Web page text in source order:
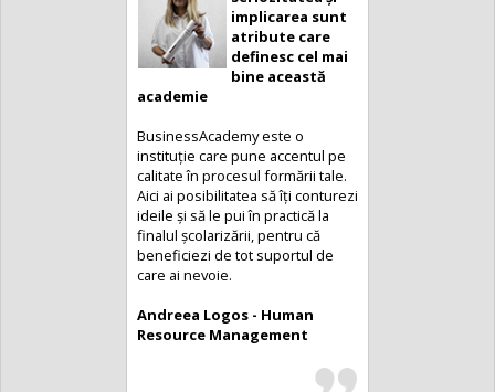
implicarea sunt
atribute care
definesc cel mai
bine această
academie
BusinessAcademy este o
instituție care pune accentul pe
calitate în procesul formării tale.
Aici ai posibilitatea să îți conturezi
ideile și să le pui în practică la
finalul școlarizării, pentru că
beneficiezi de tot suportul de
care ai nevoie.
Andreea Logos - Human
Resource Management